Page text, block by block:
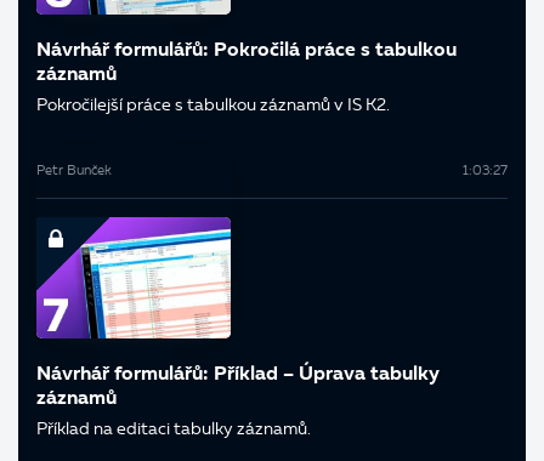
Návrhář formulářů: Pokročilá práce s tabulkou
záznamů
Pokročilejší práce s tabulkou záznamů v IS K2.
Petr Bunček 1:03:27
Návrhář formulářů: Příklad – Úprava tabulky
záznamů
Příklad na editaci tabulky záznamů.